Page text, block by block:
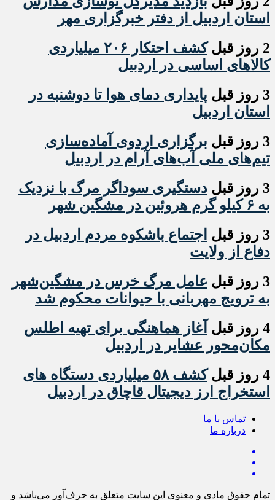
استان اردبیل از دفتر خبرگزاری مهر
2 روز قبل
کشف احتکار ۲۰۶ میلیاردی
کالاهای اساسی در اردبیل
3 روز قبل
پایداری دمای هوا تا دوشنبه در
استان اردبیل
3 روز قبل
برگزاری اردوی آماده‌سازی
تیم‌های ملی آب‌های آرام در اردبیل
3 روز قبل
دستگیری سوداگر مرگ با نزدیک
به ۶ کیلو گرم هروئین در مشگین شهر
3 روز قبل
اجتماع باشکوه مردم اردبیل در
دفاع از ولایت
3 روز قبل
عامل مرگ خرس در مشگین‌شهر
به ترویج مهربانی با حیوانات محکوم شد
4 روز قبل
آغاز هماهنگی برای تهیه اطلس
مکان‌محور عشایر در اردبیل
4 روز قبل
کشف ۵۸ میلیاردی دستگاه های
استخراج ارز دیجیتال قاچاق در اردبیل
تماس با ما
درباره ما
تمام حقوق مادی و معنوی این سایت متعلق به حرف‌آور می‌باشد و